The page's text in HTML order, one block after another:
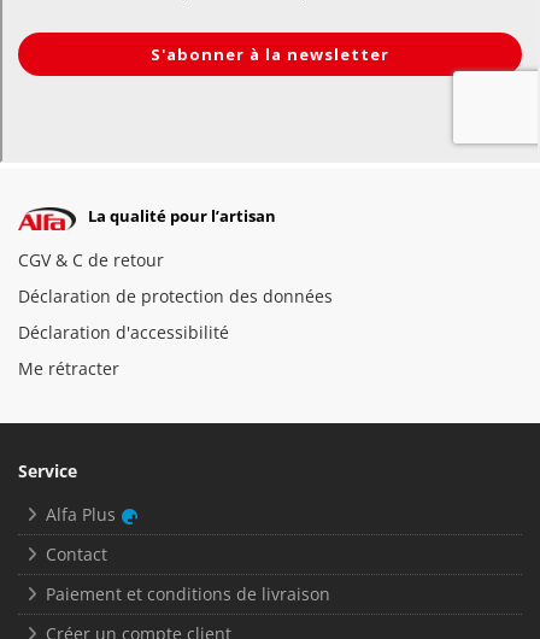
La qualité pour l’artisan
CGV & C de retour
Déclaration de protection des données
Déclaration d'accessibilité
Me rétracter
Service
Alfa Plus
Contact
Paiement et conditions de livraison
Créer un compte client